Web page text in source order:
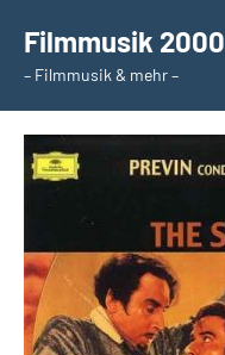
Inhalt
springen
Filmmusik 2000
– Filmmusik & mehr –